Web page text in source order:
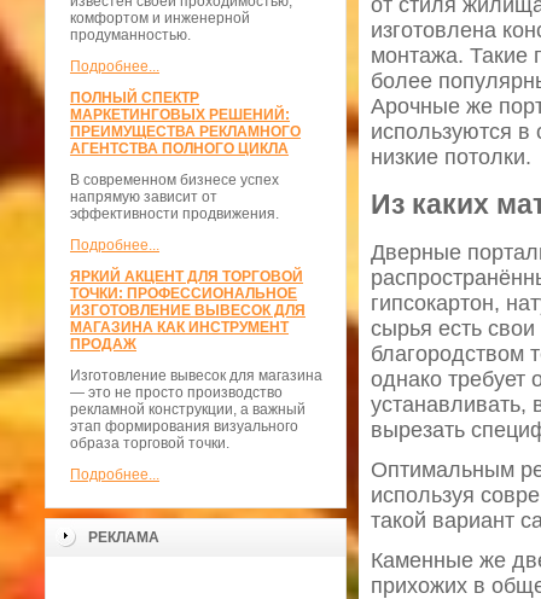
комфортом и инженерной
продуманностью.
Подробнее...
ПОЛНЫЙ СПЕКТР
МАРКЕТИНГОВЫХ РЕШЕНИЙ:
ПРЕИМУЩЕСТВА РЕКЛАМНОГО
АГЕНТСТВА ПОЛНОГО ЦИКЛА
В современном бизнесе успех
напрямую зависит от
эффективности продвижения.
Подробнее...
ЯРКИЙ АКЦЕНТ ДЛЯ ТОРГОВОЙ
ТОЧКИ: ПРОФЕССИОНАЛЬНОЕ
ИЗГОТОВЛЕНИЕ ВЫВЕСОК ДЛЯ
МАГАЗИНА КАК ИНСТРУМЕНТ
ПРОДАЖ
Изготовление вывесок для магазина
— это не просто производство
рекламной конструкции, а важный
этап формирования визуального
образа торговой точки.
Подробнее...
РЕКЛАМА
изготовлена
монтажа.
более
Арочные же
используются
низкие потолки.
Из каких
Дверные
гипсокартон,
сырья есть
благородством
однако требует
устанавливать,
вырезать
Оптимальным
используя
такой вариант
Каменные же
прихожих в